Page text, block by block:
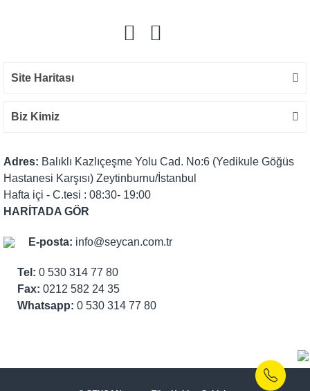
Site Haritası
Biz Kimiz
Adres: Balıklı Kazlıçeşme Yolu Cad. No:6 (Yedikule Göğüs
Hastanesi Karşısı) Zeytinburnu/İstanbul
Hafta içi - C.tesi : 08:30- 19:00
HARİTADA GÖR
E-posta: info@seycan.com.tr
Tel: 0 530 314 77 80
Fax: 0212 582 24 35
Whatsapp: 0 530 314 77 80